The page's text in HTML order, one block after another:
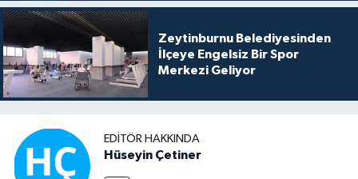
Zeytinburnu Belediyesinden
İlçeye Engelsiz Bir Spor
Merkezi Geliyor
EDITÖR HAKKINDA
Hüseyin Çetiner